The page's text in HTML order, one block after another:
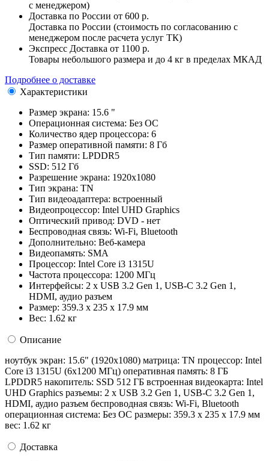
с менеджером)
Доставка по России от 600 р.
Доставка по России (стоимость по согласованию с
менеджером после расчета услуг ТК)
Экспресс Доставка от 1100 р.
Товары небольшого размера и до 4 кг в пределах МКАД
Подробнее о доставке
Характеристики
Размер экрана: 15.6 "
Операционная система: Без ОС
Количество ядер процессора: 6
Размер оперативной памяти: 8 Гб
Тип памяти: LPDDR5
SSD: 512 Гб
Разрешение экрана: 1920x1080
Тип экрана: TN
Тип видеоадаптера: встроенный
Видеопроцессор: Intel UHD Graphics
Оптический привод: DVD - нет
Беспроводная связь: Wi-Fi, Bluetooth
Дополнительно: Веб-камера
Видеопамять: SMA
Процессор: Intel Core i3 1315U
Частота процессора: 1200 МГц
Интерфейсы: 2 x USB 3.2 Gen 1, USB-C 3.2 Gen 1,
HDMI, аудио разъем
Размер: 359.3 x 235 x 17.9 мм
Вес: 1.62 кг
Описание
ноутбук экран: 15.6" (1920x1080) матрица: TN процессор: Intel
Core i3 1315U (6x1200 МГц) оперативная память: 8 ГБ
LPDDR5 накопитель: SSD 512 ГБ встроенная видеокарта: Intel
UHD Graphics разъемы: 2 x USB 3.2 Gen 1, USB-C 3.2 Gen 1,
HDMI, аудио разъем беспроводная связь: Wi-Fi, Bluetooth
операционная система: Без ОС pазмеры: 359.3 x 235 x 17.9 мм
вес: 1.62 кг
Доставка